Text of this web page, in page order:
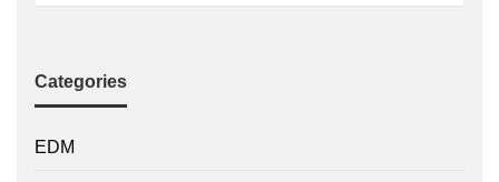
Categories
EDM